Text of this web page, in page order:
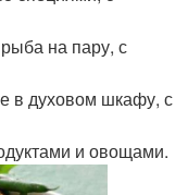
на пару, с
в духовом шкафу, с
и овощами.